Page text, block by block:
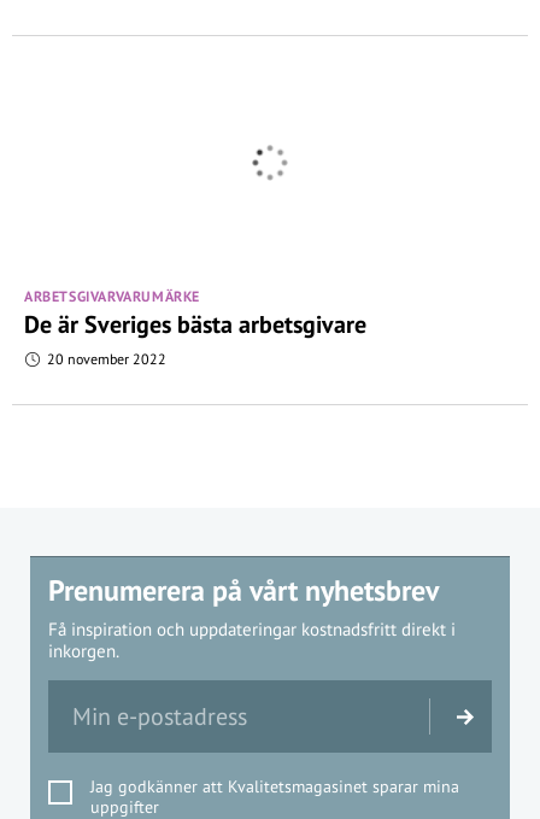
ARBETSGIVARVARUMÄRKE
De är Sveriges bästa arbetsgivare
20 november 2022
Prenumerera på vårt nyhetsbrev
Få inspiration och uppdateringar kostnadsfritt direkt i
inkorgen.
Jag godkänner att Kvalitetsmagasinet sparar mina
uppgifter